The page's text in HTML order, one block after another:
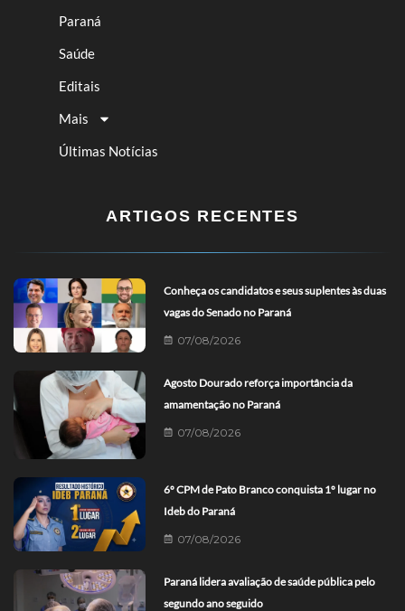
Paraná
Saúde
Editais
Mais
Últimas Notícias
ARTIGOS RECENTES
Conheça os candidatos e seus suplentes às duas
vagas do Senado no Paraná
07/08/2026
Agosto Dourado reforça importância da
amamentação no Paraná
07/08/2026
6º CPM de Pato Branco conquista 1º lugar no
Ideb do Paraná
07/08/2026
Paraná lidera avaliação de saúde pública pelo
segundo ano seguido